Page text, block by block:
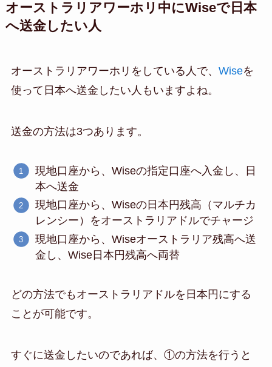
オーストラリアワーホリ中にWiseで日本
へ送金したい人
オーストラリアワーホリをしている人で、 Wiseを
使って日本へ送金したい人もいますよね。
送金の方法は3つあります。
現地口座から、Wiseの指定口座へ入金し、日
本へ送金
現地口座から、Wiseの日本円残高（マルチカ
レンシー）をオーストラリアドルでチャージ
現地口座から、Wiseオーストラリア残高へ送
金し、Wise日本円残高へ両替
どの方法でもオーストラリアドルを日本円にする
ことが可能です。
すぐに送金したいのであれば、①の方法を行うと